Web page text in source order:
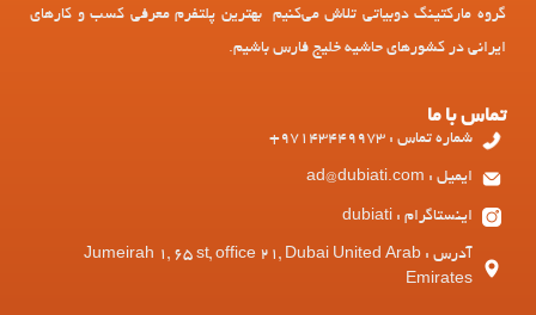
گروه مارکتینگ دوبیاتی تلاش می‌کنیم بهترین پلتفرم معرفی کسب و کارهای
ایرانی در کشورهای حاشیه خلیج فارس باشیم.
تماس با ما
شماره تماس : 97143449973+
ایمیل : ad@dubiati.com
اینستاگرام : dubiati
آدرس : Jumeirah 1, 65 st, office 21, Dubai United Arab
Emirates